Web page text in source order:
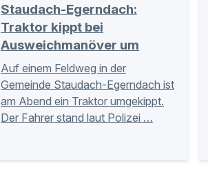
Staudach-Egerndach:
Traktor kippt bei
Ausweichmanöver um
Auf einem Feldweg in der
Gemeinde Staudach-Egerndach ist
am Abend ein Traktor umgekippt.
Der Fahrer stand laut Polizei …